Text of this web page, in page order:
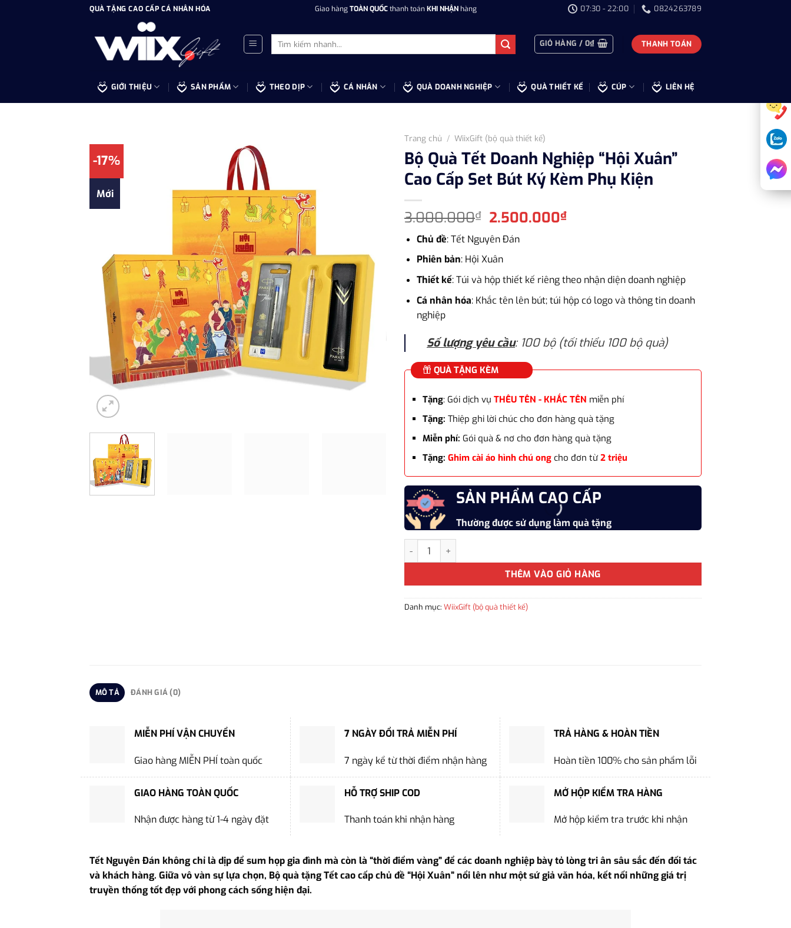
QUÀ TẶNG CAO CẤP CÁ NHÂN HÓA Giao hàngTOÀN QUỐCthanh toánKHI NHẬNhàng 07:30 - 22:00 0824263789
Tìm
kiếm:
GIỎ HÀNG / 0₫ THANH TOÁN
GIỚI THIỆU SẢN PHẨM THEO DỊP CÁ NHÂN QUÀ DOANH NGHIỆP QUÀ THIẾT KẾ CÚP LIÊN HỆ
-17%
Mới
Trang chủ / WiixGift (bộ quà thiết kế)
Bộ Quà Tết Doanh Nghiệp “Hội Xuân”
Cao Cấp Set Bút Ký Kèm Phụ Kiện
3.000.000₫ Giá
gốc
là:
3.000.000₫.
2.500.000₫Giá
2.500.000₫.
Chủ đề: Tết Nguyên Đán
Phiên bản: Hội Xuân
Thiết kế: Túi và hộp thiết kế riêng theo nhận diện doanh nghiệp
Cá nhân hóa: Khắc tên lên bút; túi hộp có logo và thông tin doanh
nghiệp
Số lượng yêu cầu: 100 bộ (tối thiểu 100 bộ quà)
QUÀ TẶNG KÈM
Tặng: Gói dịch vụ THÊU TÊN - KHẮC TÊN miễn phí
Tặng: Thiệp ghi lời chúc cho đơn hàng quà tặng
Miễn phí: Gói quà & nơ cho đơn hàng quà tặng
Tặng: Ghim cài áo hình chú ongcho đơn từ 2 triệu
SẢN PHẨM CAO CẤP
Thường được sử dụng làm quà tặng
Bộ Quà Tết Doanh Nghiệp “Hội Xuân” Cao Cấp Set Bút Ký Kèm Phụ Kiện số lượng
THÊM VÀO GIỎ HÀNG
Danh mục: WiixGift (bộ quà thiết kế)
MÔ TẢ ĐÁNH GIÁ (0)
MIỄN PHÍ VẬN CHUYỂN
Giao hàng MIỄN PHÍ toàn quốc
7 NGÀY ĐỔI TRẢ MIỄN PHÍ
7 ngày kể từ thời điểm nhận hàng
TRẢ HÀNG & HOÀN TIỀN
Hoàn tiền 100% cho sản phẩm lỗi
GIAO HÀNG TOÀN QUỐC
Nhận được hàng từ 1-4 ngày đặt
HỖ TRỢ SHIP COD
Thanh toán khi nhận hàng
MỞ HỘP KIỂM TRA HÀNG
Mở hộp kiểm tra trước khi nhận
Tết Nguyên Đán không chỉ là dịp để sum họp gia đình mà còn là “thời điểm vàng” để các doanh nghiệp bày tỏ lòng tri ân sâu sắc đến đối tác
và khách hàng. Giữa vô vàn sự lựa chọn, Bộ quà tặng Tết cao cấp chủ đề “Hội Xuân” nổi lên như một sứ giả văn hóa, kết nối những giá trị
truyền thống tốt đẹp với phong cách sống hiện đại.